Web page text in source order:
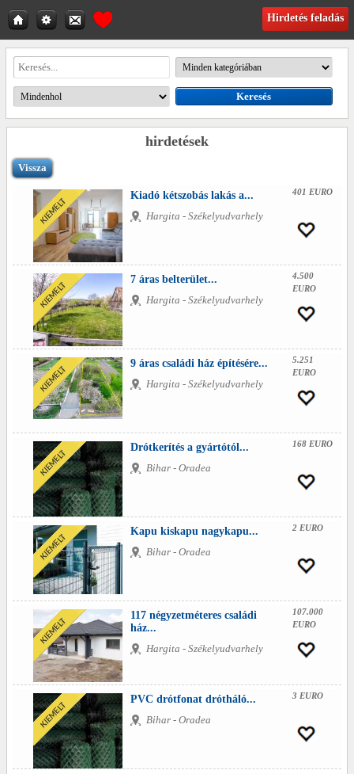
Hirdetés feladás
hirdetések
Vissza
Kiadó kétszobás lakás a...
Hargita - Székelyudvarhely
401 EURO
7 áras belterület...
Hargita - Székelyudvarhely
4.500
EURO
9 áras családi ház építésére...
Hargita - Székelyudvarhely
5.251
EURO
Drótkerítés a gyártótól...
Bihar - Oradea
168 EURO
Kapu kiskapu nagykapu...
Bihar - Oradea
2 EURO
117 négyzetméteres családi
ház...
Hargita - Székelyudvarhely
107.000
EURO
PVC drótfonat drótháló...
Bihar - Oradea
3 EURO